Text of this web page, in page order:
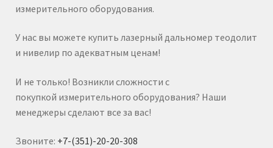
измерительного оборудования.
У нас вы можете купить лазерный дальномер теодолит
и нивелир по адекватным ценам!
И не только! Возникли сложности с
покупкой измерительного оборудования? Наши
менеджеры сделают все за вас!
Звоните: +7-(351)-20-20-308